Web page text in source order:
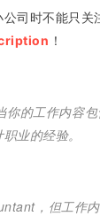
公司时不能只
！
的工作内容包
业的经验。
，但工作